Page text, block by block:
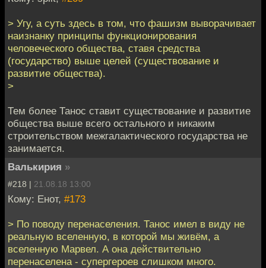
> Угу, а суть здесь в том, что фашизм выворачивает
наизнанку принципы функционирования
человеческого общества, ставя средства
(государство) выше целей (существование и
развитие общества).
>
Тем более Танос ставит существование и развитие
общества выше всего остального и никаким
строительством межгалактического государства не
занимается.
Валькирия »
#218 | 21.08.18 13:00
Кому: Енот, #173
> По поводу перенаселения. Танос имел в виду не
реальную вселенную, в которой мы живём, а
вселенную Марвел. А она действительно
перенаселена - супергероев слишком много.